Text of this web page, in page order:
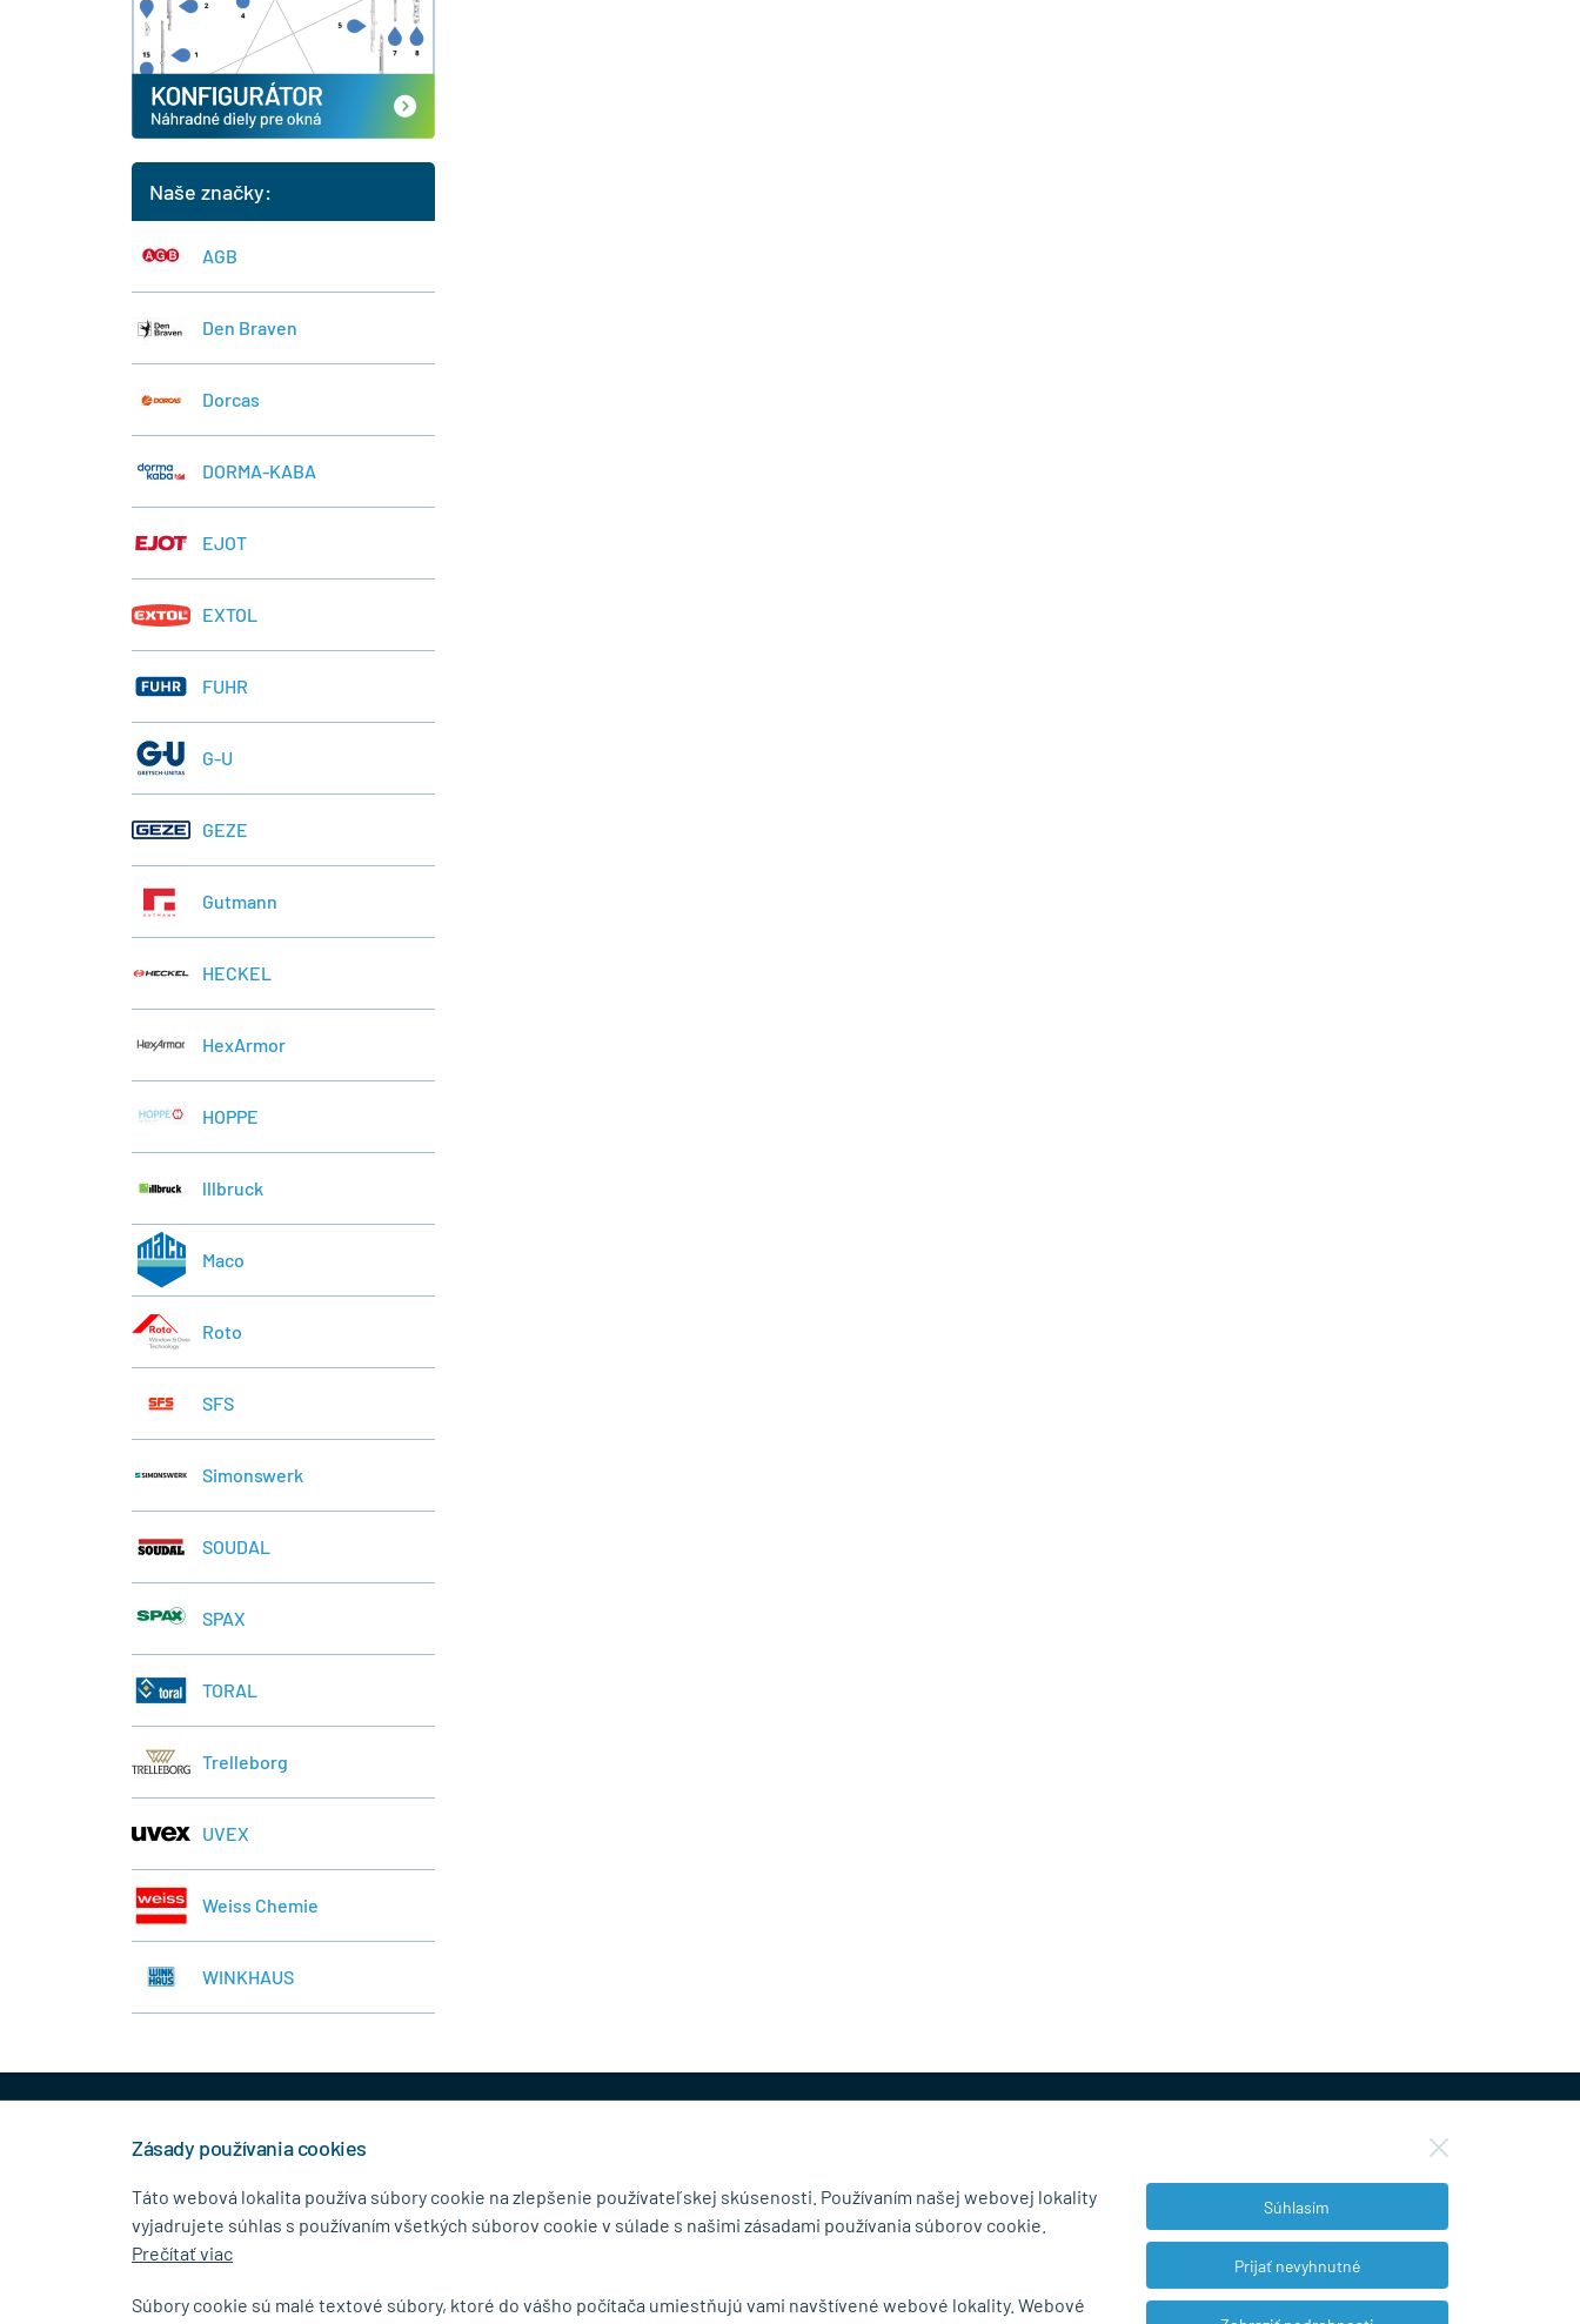
Naše značky:
AGB
Den Braven
Dorcas
DORMA-KABA
EJOT
EXTOL
FUHR
G-U
GEZE
Gutmann
HECKEL
HexArmor
HOPPE
lllbruck
Maco
Roto
SFS
Simonswerk
SOUDAL
SPAX
TORAL
Trelleborg
UVEX
Weiss Chemie
WINKHAUS
KONTAKTNÉ ÚDAJE
MB.Kovanie
O Spoločnosti
Doručenie a osobný odber
NEWSLETTER
Zásady používania cookies
Táto webová lokalita používa súbory cookie na zlepšenie používateľskej skúsenosti. Používaním našej webovej lokality
vyjadrujete súhlas s používaním všetkých súborov cookie v súlade s našimi zásadami používania súborov cookie.
Prečítať viac
Súbory cookie sú malé textové súbory, ktoré do vášho počítača umiestňujú vami navštívené webové lokality. Webové
Súhlasím
Prijať nevyhnutné